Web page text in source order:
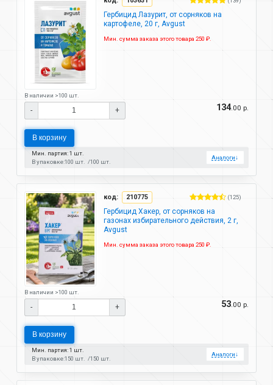
Гербицид Лазурит, от сорняков на
картофеле, 20 г, Avgust
Мин. сумма заказа этого товара 250 ₽.
В наличии >100 шт.
- + 134.00 р.
В корзину
Мин. партия: 1 шт.
В упаковке:100 шт. 100 шт.
Аналоги↓
код: 210775 (125)
Гербицид Хакер, от сорняков на
газонах избирательного действия, 2 г,
Avgust
Мин. сумма заказа этого товара 250 ₽.
В наличии >100 шт.
- + 53.00 р.
В корзину
Мин. партия: 1 шт.
В упаковке:150 шт. 150 шт.
Аналоги↓